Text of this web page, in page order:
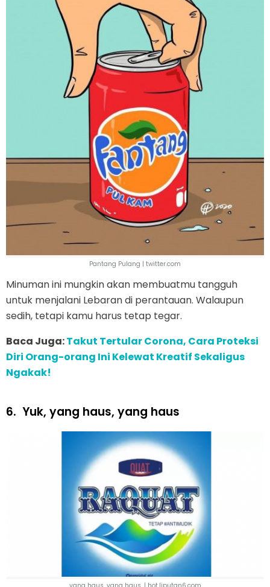
Pantang Pulang | twitter.com
Minuman ini mungkin akan membuatmu tangguh
untuk menjalani Lebaran di perantauan. Walaupun
sedih, tetapi kamu harus tetap tegar.
Baca Juga:Takut Tertular Corona, Cara Proteksi
Diri Orang-orang Ini Kelewat Kreatif Sekaligus
Ngakak!
6. Yuk, yang haus, yang haus